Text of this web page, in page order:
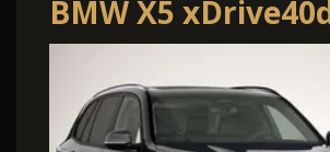
BMW X5 xDrive40d